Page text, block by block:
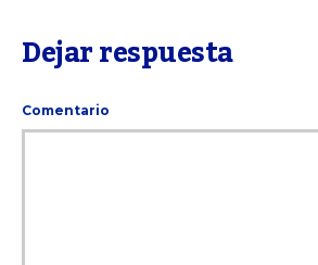
Dejar respuesta
Comentario